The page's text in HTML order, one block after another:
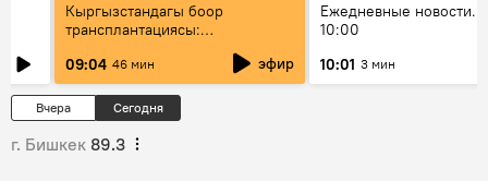
Кыргызстандагы боор
трансплантациясы:
жетишкендиктер жана өнүгүү
келечеги
09:04 46 мин эфир
Ежедневные новости.
10:00
10:01 3 мин
Вчера Сегодня
г. Бишкек 89.3